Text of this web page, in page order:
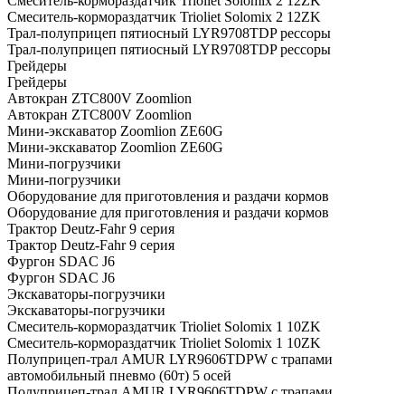
Смеситель-кормораздатчик Trioliet Solomix 2 12ZK
Трал-полуприцеп пятиосный LYR9708TDP рессоры
Трал-полуприцеп пятиосный LYR9708TDP рессоры
Грейдеры
Грейдеры
Автокран ZTC800V Zoomlion
Автокран ZTC800V Zoomlion
Мини-экскаватор Zoomlion ZE60G
Мини-экскаватор Zoomlion ZE60G
Мини-погрузчики
Мини-погрузчики
Оборудование для приготовления и раздачи кормов
Оборудование для приготовления и раздачи кормов
Трактор Deutz-Fahr 9 серия
Трактор Deutz-Fahr 9 серия
Фургон SDAC J6
Фургон SDAC J6
Экскаваторы-погрузчики
Экскаваторы-погрузчики
Смеситель-кормораздатчик Trioliet Solomix 1 10ZK
Смеситель-кормораздатчик Trioliet Solomix 1 10ZK
Полуприцеп-трал AMUR LYR9606TDPW с трапами
автомобильный пневмо (60т) 5 осей